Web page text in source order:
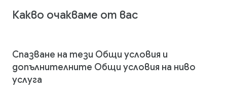
Какво очакваме от вас
Спазване на тези Общи условия и
допълнителните Общи условия на ниво
услуга